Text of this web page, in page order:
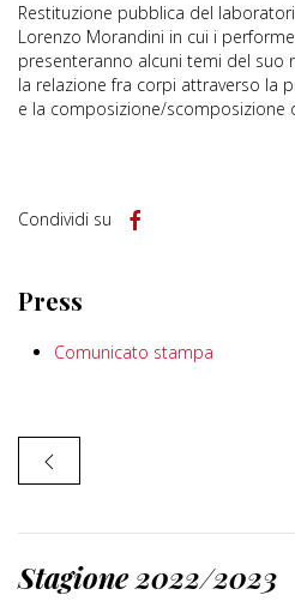
Restituzione pubblica del
Lorenzo Morandini in cui i
presenteranno alcuni temi del suo
la relazione fra corpi attraverso la
e la composizione/scomposizione
Condividi su
Press
Comunicato stampa
Stagione 2022/2023